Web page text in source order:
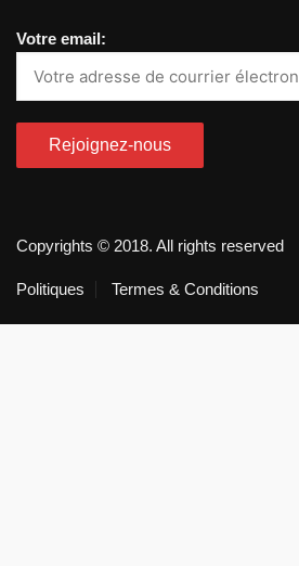
Votre email:
Copyrights © 2018. All rights reserved
Politiques Termes & Conditions